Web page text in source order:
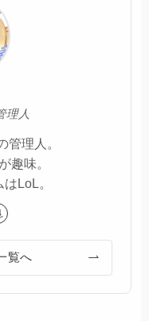
理人
管理人。
趣味。
LoL。
覧へ